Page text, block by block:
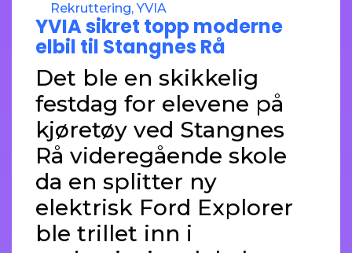
Rekruttering,YVIA
YVIA sikret topp moderne
elbil til Stangnes Rå
Det ble en skikkelig
festdag for elevene på
kjøretøy ved Stangnes
Rå videregående skole
da en splitter ny
elektrisk Ford Explorer
ble trillet inn i